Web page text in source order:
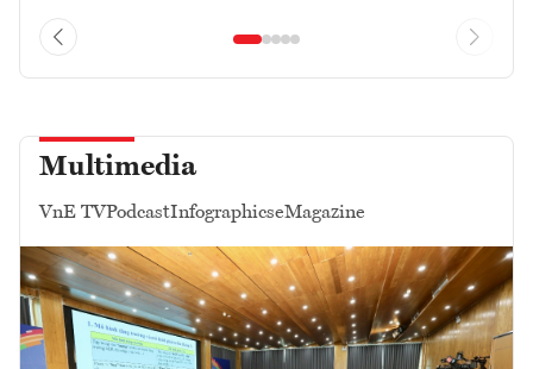
Multimedia
VnE TVPodcastInfographicseMagazine